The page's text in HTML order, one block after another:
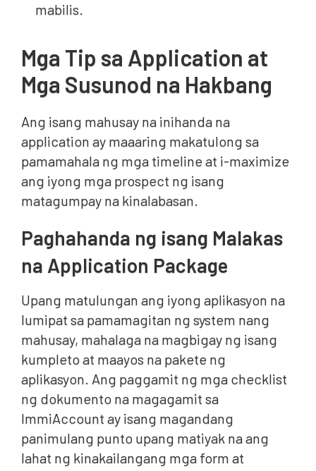
mabilis.
Mga Tip sa Application at
Mga Susunod na Hakbang
Ang isang mahusay na inihanda na
application ay maaaring makatulong sa
pamamahala ng mga timeline at i-maximize
ang iyong mga prospect ng isang
matagumpay na kinalabasan.
Paghahanda ng isang Malakas
na Application Package
Upang matulungan ang iyong aplikasyon na
lumipat sa pamamagitan ng system nang
mahusay, mahalaga na magbigay ng isang
kumpleto at maayos na pakete ng
aplikasyon. Ang paggamit ng mga checklist
ng dokumento na magagamit sa
ImmiAccount ay isang magandang
panimulang punto upang matiyak na ang
lahat ng kinakailangang mga form at